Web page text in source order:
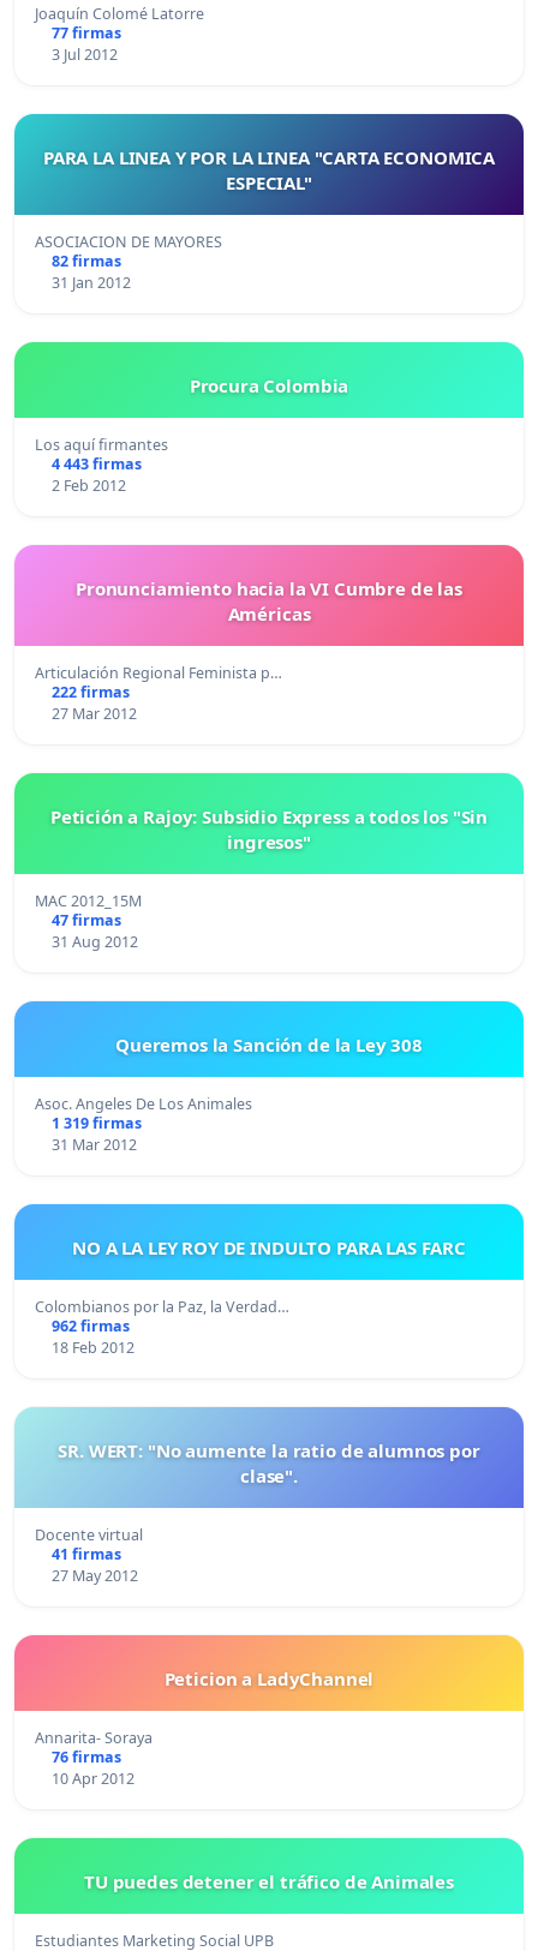
Joaquín Colomé Latorre
77 firmas
3 Jul 2012
PARA LA LINEA Y POR LA LINEA "CARTA ECONOMICA
ESPECIAL"
ASOCIACION DE MAYORES
82 firmas
31 Jan 2012
Procura Colombia
Los aquí firmantes
4 443 firmas
2 Feb 2012
Pronunciamiento hacia la VI Cumbre de las
Américas
Articulación Regional Feminista p…
222 firmas
27 Mar 2012
Petición a Rajoy: Subsidio Express a todos los "Sin
ingresos"
MAC 2012_15M
47 firmas
31 Aug 2012
Queremos la Sanción de la Ley 308
Asoc. Angeles De Los Animales
1 319 firmas
31 Mar 2012
NO A LA LEY ROY DE INDULTO PARA LAS FARC
Colombianos por la Paz, la Verdad…
962 firmas
18 Feb 2012
SR. WERT: "No aumente la ratio de alumnos por
clase".
Docente virtual
41 firmas
27 May 2012
Peticion a LadyChannel
Annarita- Soraya
76 firmas
10 Apr 2012
TU puedes detener el tráfico de Animales
Estudiantes Marketing Social UPB